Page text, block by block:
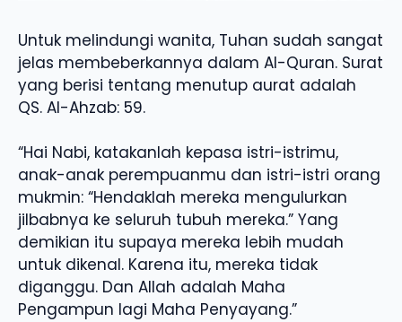
Untuk melindungi wanita, Tuhan sudah sangat
jelas membeberkannya dalam Al-Quran. Surat
yang berisi tentang menutup aurat adalah
QS. Al-Ahzab: 59.
“Hai Nabi, katakanlah kepasa istri-istrimu,
anak-anak perempuanmu dan istri-istri orang
mukmin: “Hendaklah mereka mengulurkan
jilbabnya ke seluruh tubuh mereka.” Yang
demikian itu supaya mereka lebih mudah
untuk dikenal. Karena itu, mereka tidak
diganggu. Dan Allah adalah Maha
Pengampun lagi Maha Penyayang.”